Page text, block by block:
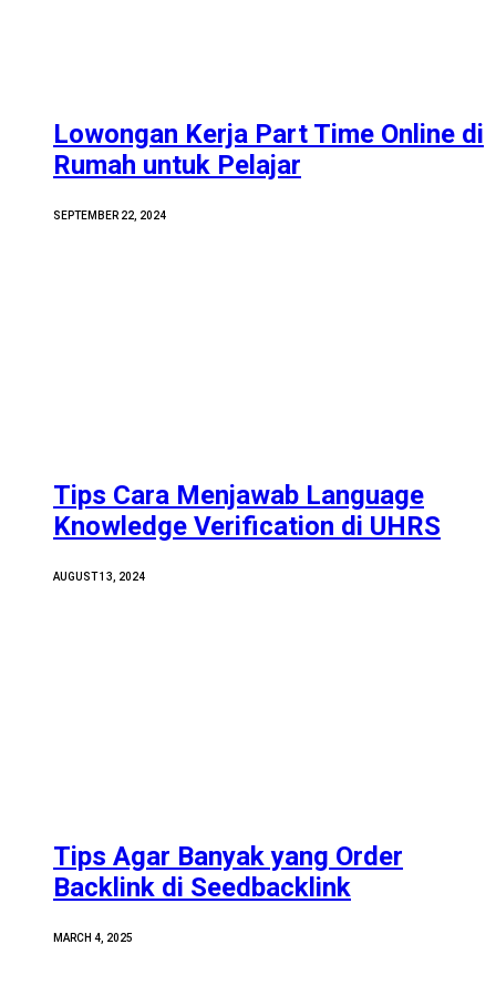
Lowongan Kerja Part Time Online di
Rumah untuk Pelajar
SEPTEMBER 22, 2024
Tips Cara Menjawab Language
Knowledge Verification di UHRS
AUGUST 13, 2024
Tips Agar Banyak yang Order
Backlink di Seedbacklink
MARCH 4, 2025